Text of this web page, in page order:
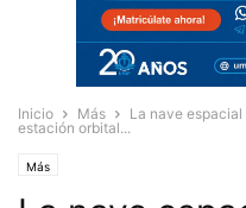
Inicio Más
La nave
estación orbital...
Más